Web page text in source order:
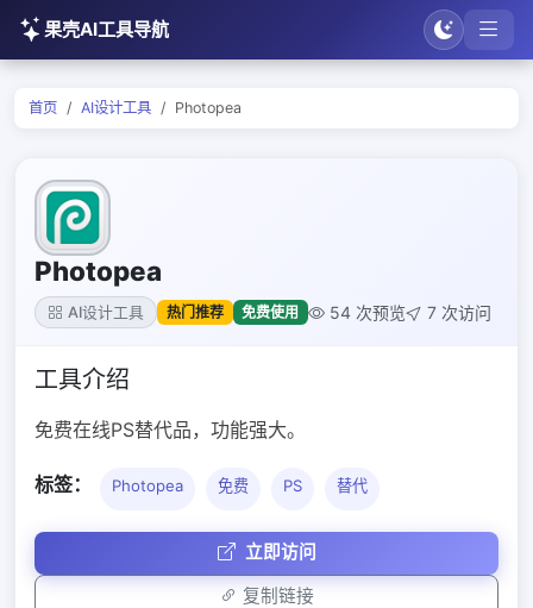
果壳AI工具导航
首页 AI设计工具 Photopea
Photopea
AI设计工具 热门推荐 免费使用 54 次预览 7 次访问
工具介绍
免费在线PS替代品，功能强大。
标签： Photopea 免费 PS 替代
立即访问
复制链接